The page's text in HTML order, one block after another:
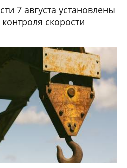
7 августа установлены
скорости